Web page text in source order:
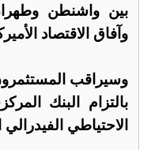
بين واشنطن
وآفاق الاقتصاد
وسيراقب
بالتزام البنك
الاحتياطي الفيدرالي